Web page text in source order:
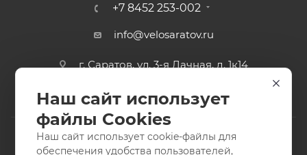
+7 8452 253-002
info@velosaratov.ru
г. Саратов, ул. 3-я Дачная, д. 1к14
Наш сайт использует
файлы Cookies
Наш сайт использует cookie-файлы для
обеспечения удобства пользователей,